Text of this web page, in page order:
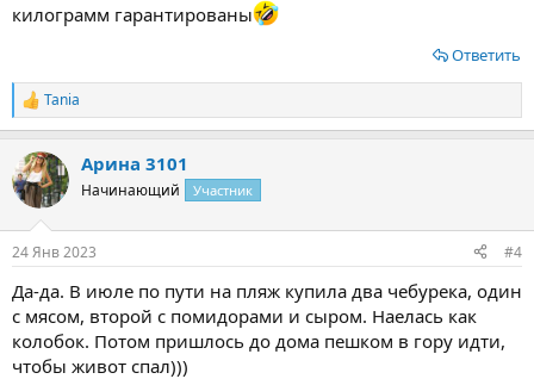
килограмм гарантированы
Ответить
Р
е
к
ц
и
Tania
Арина 3101
Начинающий Участник
24 Янв 2023 #4
Да-да. В июле по пути на пляж купила два чебурека, один
с мясом, второй с помидорами и сыром. Наелась как
колобок. Потом пришлось до дома пешком в гору идти,
чтобы живот спал)))